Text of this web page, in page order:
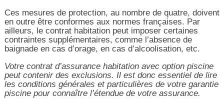
Ces mesures de protection, au nombre de quatre, doivent
en outre être conformes aux normes françaises. Par
ailleurs, le contrat habitation peut imposer certaines
contraintes supplémentaires, comme l’absence de
baignade en cas d’orage, en cas d’alcoolisation, etc.
Votre contrat d’assurance habitation avec option piscine
peut contenir des exclusions. Il est donc essentiel de lire
les conditions générales et particulières de votre garantie
piscine pour connaître l’étendue de votre assurance.